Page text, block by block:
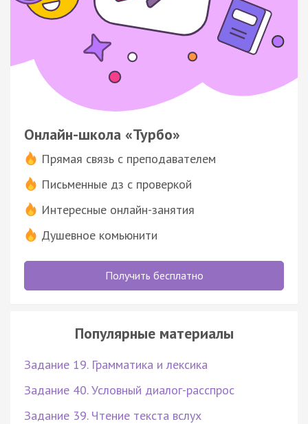
Онлайн-школа «Турбо»
Прямая связь с преподавателем
Письменные дз с проверкой
Интересные онлайн-занятия
Душевное комьюнити
Получить бесплатно
Популярные материалы
Задание 19. Грамматика и лексика
Задание 40. Условный диалог-расспрос
Задание 39. Чтение текста вслух